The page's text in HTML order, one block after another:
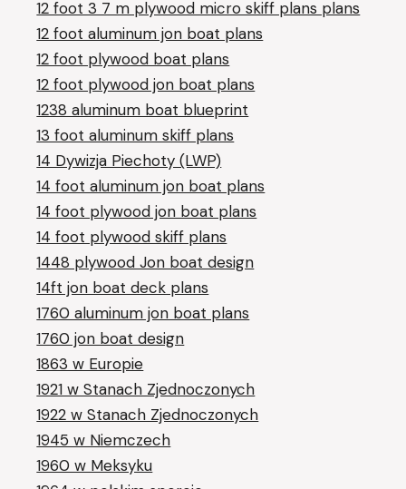
12 foot 3 7 m plywood micro skiff plans plans
12 foot aluminum jon boat plans
12 foot plywood boat plans
12 foot plywood jon boat plans
1238 aluminum boat blueprint
13 foot aluminum skiff plans
14 Dywizja Piechoty (LWP)
14 foot aluminum jon boat plans
14 foot plywood jon boat plans
14 foot plywood skiff plans
1448 plywood Jon boat design
14ft jon boat deck plans
1760 aluminum jon boat plans
1760 jon boat design
1863 w Europie
1921 w Stanach Zjednoczonych
1922 w Stanach Zjednoczonych
1945 w Niemczech
1960 w Meksyku